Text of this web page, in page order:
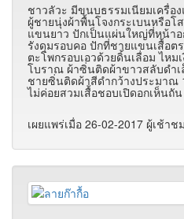
ชาวลัวะ มีขนบธรรมเนียมเครื่อ
ผู้ชายนุ่งผ้าพื้นโจงกระเบนหรือโ
แขนยาว ปักเป็นแผ่นใหญ่ที่หน้า
รังดุมรอบคอ ปักที่ชายแขนเสื้อต
ตะโพกรอบเอวด้วยดิ้นเลื่อม ไหม
โบราณ ผ้าซิ่นติดผ้าขาวสลับดำเ
ชายซิ่นติดผ้าสีดำกว้างประมาณ
ไม่ค่อยสวมเสื้อชอบเปิดอกเห็นถัน
เผยแพร่เมื่อ 26-02-2017 ผู้เช้าช